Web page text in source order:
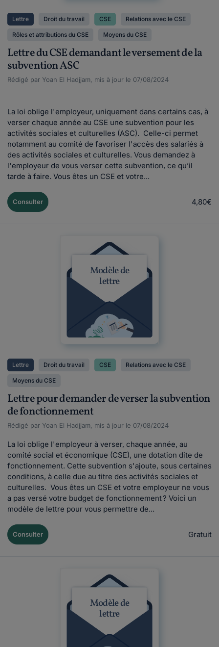
Lettre Droit du travail CSE Relations avec le CSE
Rôles et attributions du CSE Moyens du CSE
Lettre du CSE demandant le versement de la
subvention ASC
Rédigé par Yoan El Hadjjam, mis à jour le 07/08/2024
La loi oblige l'employeur, uniquement dans certains cas, à
verser chaque année au CSE une subvention pour les
activités sociales et culturelles (ASC). Celle-ci permet
notamment au comité de favoriser l'accès des salariés à
des activités sociales et culturelles. Vous demandez à
l'employeur de vous verser cette subvention, ce qu’il
tarde à faire. Vous êtes un CSE et votre...
Consulter 4,80€
Modèle de
lettre
Lettre Droit du travail CSE Relations avec le CSE
Moyens du CSE
Lettre pour demander de verser la subvention
de fonctionnement
Rédigé par Yoan El Hadjjam, mis à jour le 07/08/2024
La loi oblige l'employeur à verser, chaque année, au
comité social et économique (CSE), une dotation dite de
fonctionnement. Cette subvention s'ajoute, sous certaines
conditions, à celle due au titre des activités sociales et
culturelles. Vous êtes un CSE et votre employeur ne vous
a pas versé votre budget de fonctionnement ? Voici un
modèle de lettre pour vous permettre de...
Consulter Gratuit
Modèle de
lettre